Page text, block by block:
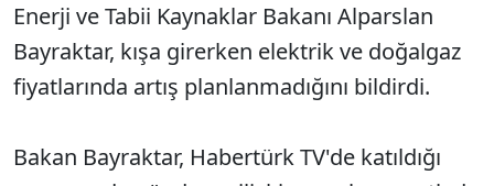
Enerji ve Tabii Kaynaklar Bakanı Alparslan
Bayraktar, kışa girerken elektrik ve doğalgaz
fiyatlarında artış planlanmadığını bildirdi.
Bakan Bayraktar, Habertürk TV'de katıldığı